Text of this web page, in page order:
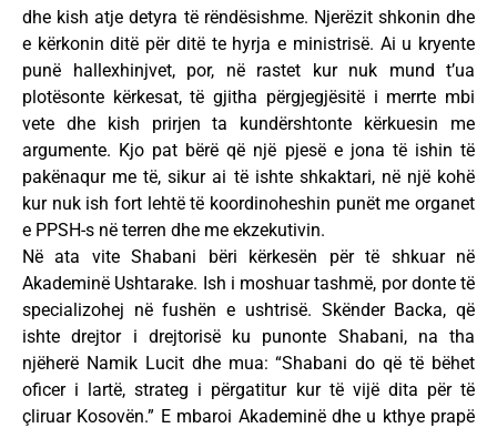
dhe kish atje detyra të rëndësishme. Njerëzit shkonin dhe
e kërkonin ditë për ditë te hyrja e ministrisë. Ai u kryente
punë hallexhinjvet, por, në rastet kur nuk mund t’ua
plotësonte kërkesat, të gjitha përgjegjësitë i merrte mbi
vete dhe kish prirjen ta kundërshtonte kërkuesin me
argumente. Kjo pat bërë që një pjesë e jona të ishin të
pakënaqur me të, sikur ai të ishte shkaktari, në një kohë
kur nuk ish fort lehtë të koordinoheshin punët me organet
e PPSH-s në terren dhe me ekzekutivin.
Në ata vite Shabani bëri kërkesën për të shkuar në
Akademinë Ushtarake. Ish i moshuar tashmë, por donte të
specializohej në fushën e ushtrisë. Skënder Backa, që
ishte drejtor i drejtorisë ku punonte Shabani, na tha
njëherë Namik Lucit dhe mua: “Shabani do që të bëhet
oficer i lartë, strateg i përgatitur kur të vijë dita për të
çliruar Kosovën.” E mbaroi Akademinë dhe u kthye prapë